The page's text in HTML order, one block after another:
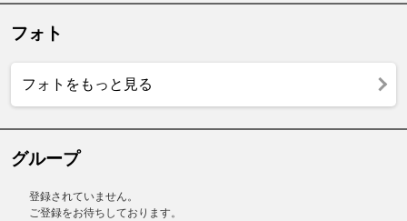
フォト
フォトをもっと見る
グループ
登録されていません。
ご登録をお待ちしております。